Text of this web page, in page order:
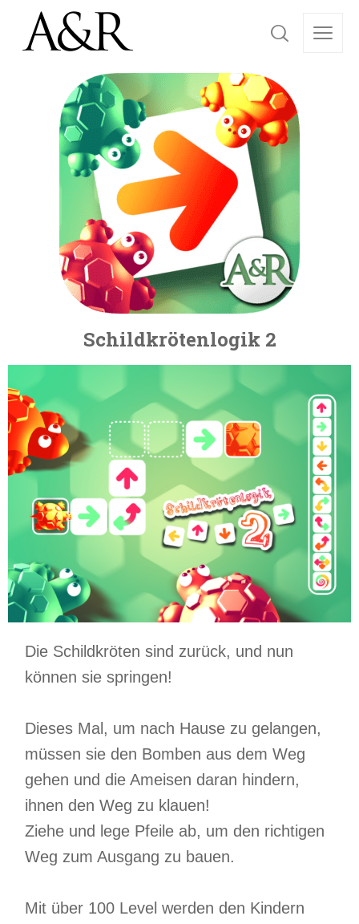
Schildkrötenlogik 2
Die Schildkröten sind zurück, und nun
können sie springen!
Dieses Mal, um nach Hause zu gelangen,
müssen sie den Bomben aus dem Weg
gehen und die Ameisen daran hindern,
ihnen den Weg zu klauen!
Ziehe und lege Pfeile ab, um den richtigen
Weg zum Ausgang zu bauen.
Mit über 100 Level werden den Kindern